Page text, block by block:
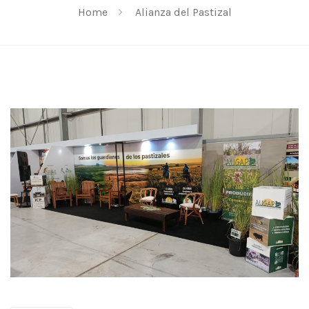
Home Alianza del Pastizal